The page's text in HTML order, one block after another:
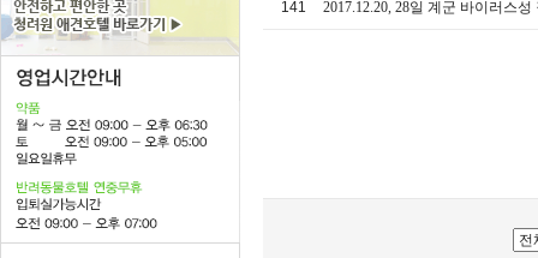
141 2017.12.20, 28일 계군 바이러스